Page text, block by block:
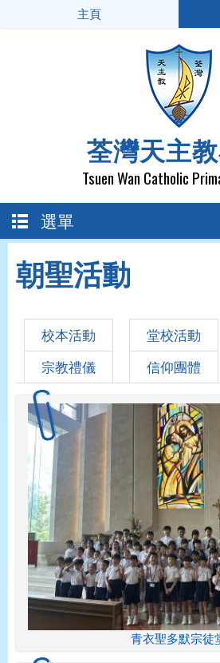
荃灣天主
Tsuen Wan Catholic
主頁
選單
朝聖活動
校本活動 堂校活動
宗教禮儀
信仰團體
青衣聖多默宗徒